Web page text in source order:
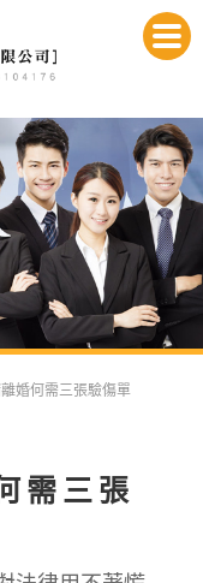
婚何需三張驗傷單
需三張